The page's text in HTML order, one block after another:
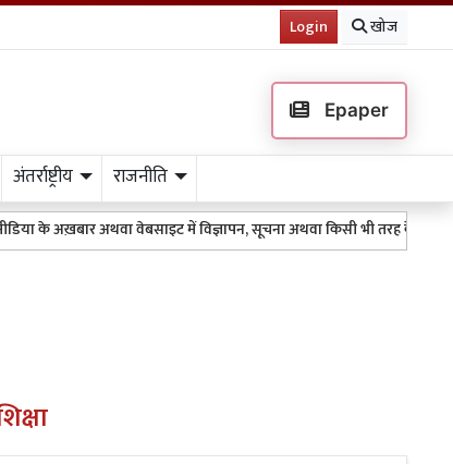
Login खोज
Epaper
अंतर्राष्ट्रीय राजनीति
अख़बार अथवा वेबसाइट में विज्ञापन, सूचना अथवा किसी भी तरह के प्रकाशन के